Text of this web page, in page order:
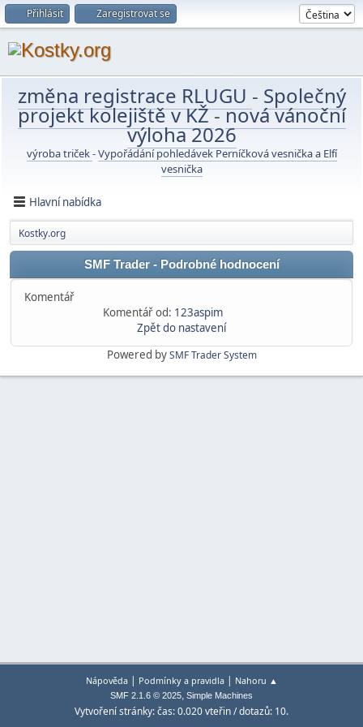
Přihlásit Zaregistrovat se
změna registrace RLUGU - Společný
projekt kolejiště v KŽ-nová vánoční
výloha 2026
výroba triček-Vypořádání pohledávek Perníčková vesnička a Elfí
vesnička
Hlavní nabídka
Kostky.org
SMF Trader - Podrobné hodnocení
Komentář
Komentář od: 123aspim
Zpět do nastavení
Powered bySMF Trader System
Nápověda| Podmínky a pravidla| Nahoru ▲
SMF 2.1.6 © 2025, Simple Machines
Vytvoření stránky: čas: 0.020 vteřin / dotazů: 10.